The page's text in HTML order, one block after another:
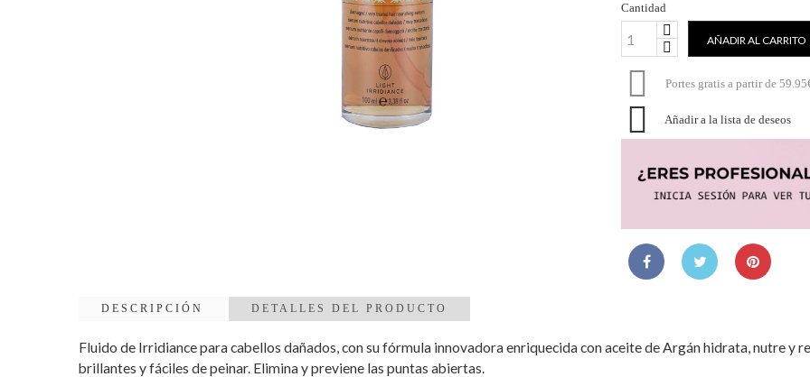
Cantidad
AÑADIR AL CARRITO
 Portes gratis a partir de
 Añadir a la lista de deseos
DESCRIPCIÓN DETALLES DEL PRODUCTO
Fluido de Irridiance para cabellos dañados, con su fórmula innovadora enriquecida con aceite de Argán hidrata, nutre y
brillantes y fáciles de peinar. Elimina y previene las puntas abiertas.